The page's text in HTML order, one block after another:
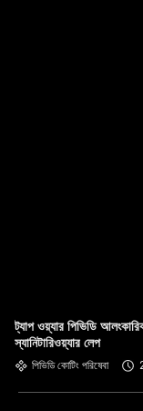
ট্যাপ ওয়্যার পিভিডি
স্যানিটারিওয়্যার লেপ
পিভিডি কোটিং পরিষেবা